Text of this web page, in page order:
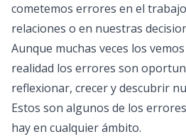
cometemos errores en el
relaciones o en nuestras
Aunque muchas veces los
realidad los errores son
reflexionar, crecer y descubrir
Estos son algunos de los
hay en cualquier ámbito.